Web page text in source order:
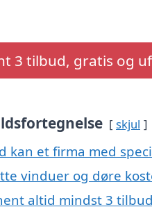
3 tilbud, gratis og
skjul
kan et firma med
vinduer og døre
altid mindst 3